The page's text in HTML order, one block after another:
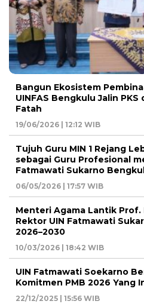
Bangun Ekosistem
UINFAS Bengkulu Jalin PKS
Fatah
19/06/2026 | 12:12 WIB
Tujuh Guru MIN 1 Rejang
sebagai Guru Profesional
Fatmawati Sukarno
06/05/2026 | 17:57 WIB
Menteri Agama Lantik Prof.
Rektor UIN Fatmawati
2026–2030
10/03/2026 | 18:42 WIB
UIN Fatmawati Soekarno
Komitmen PMB 2026 Yang
22/12/2025 | 15:56 WIB